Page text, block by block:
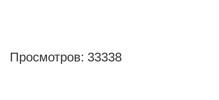
Просмотров: 33338